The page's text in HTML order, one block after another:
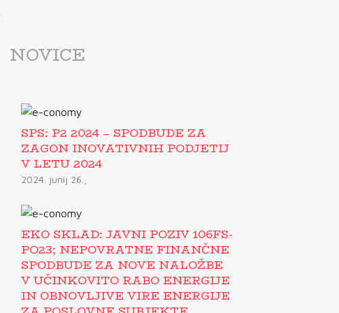
NOVICE
SPS: P2 2024 – SPODBUDE ZA
ZAGON INOVATIVNIH PODJETIJ
V LETU 2024
2024. junij 26.,
EKO SKLAD: JAVNI POZIV 106FS-
PO23; NEPOVRATNE FINANČNE
SPODBUDE ZA NOVE NALOŽBE
V UČINKOVITO RABO ENERGIJE
IN OBNOVLJIVE VIRE ENERGIJE